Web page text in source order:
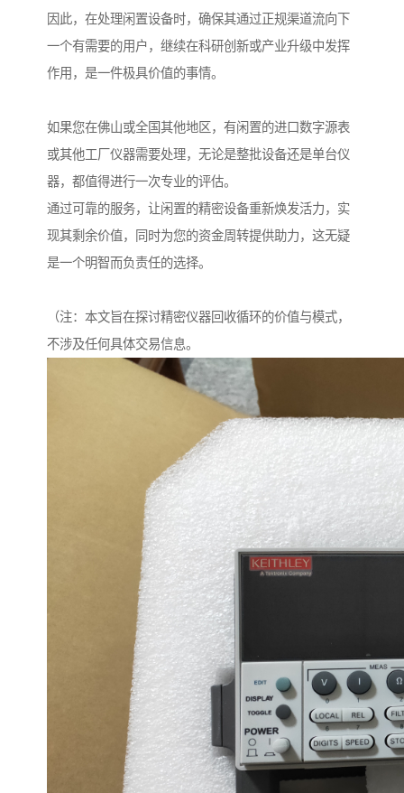
因此，在处理闲置设备时，确保其通过正规渠道流向下
一个有需要的用户，继续在科研创新或产业升级中发挥
作用，是一件极具价值的事情。
如果您在佛山或全国其他地区，有闲置的进口数字源表
或其他工厂仪器需要处理，无论是整批设备还是单台仪
器，都值得进行一次专业的评估。
通过可靠的服务，让闲置的精密设备重新焕发活力，实
现其剩余价值，同时为您的资金周转提供助力，这无疑
是一个明智而负责任的选择。
（注：本文旨在探讨精密仪器回收循环的价值与模式，
不涉及任何具体交易信息。